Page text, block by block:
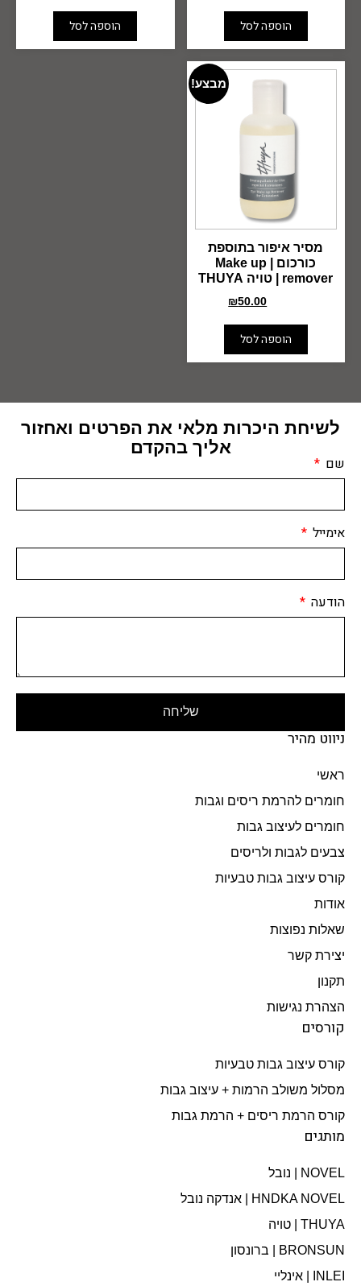
הוספה לסל הוספה לסל
מבצע!
מסיר איפור בתוספת
כורכום | Make up
remover | טויה THUYA
₪50.00
הוספה לסל
ניווט מהיר
ראשי
חומרים להרמת ריסים וגבות
חומרים לעיצוב גבות
צבעים לגבות ולריסים
קורס עיצוב גבות טבעיות
אודות
שאלות נפוצות
יצירת קשר
תקנון
הצהרת נגישות
קורסים
קורס עיצוב גבות טבעיות
מסלול משולב הרמות + עיצוב גבות​
קורס הרמת ריסים + הרמת גבות
מותגים
NOVEL | נובל
HNDKA NOVEL | אנדקה נובל
THUYA | טויה
BRONSUN | ברונסון
INLEI | אינליי
לשיחת היכרות מלאי את הפרטים ואחזור
אליך בהקדם
שם
אימייל
הודעה
שליחה